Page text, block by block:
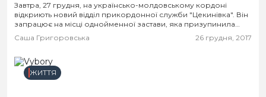
Завтра, 27 грудня, на українсько-молдовському кордоні
відкриють новий відділ прикордонної служби "Цекинівка". Він
запрацює на місці однойменної застави, яка призупинила
роботу ще в 2003 році. З того часу там був...
Саша Григоровська 26 грудня, 2017
ЖИТТЯ